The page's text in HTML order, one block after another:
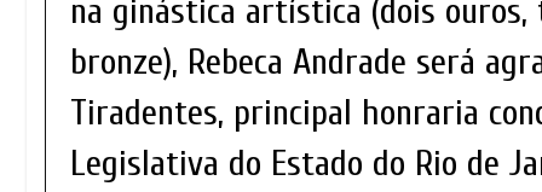
na ginástica artística (dois
bronze), Rebeca Andrade será
Tiradentes, principal honraria
Legislativa do Estado do Rio de